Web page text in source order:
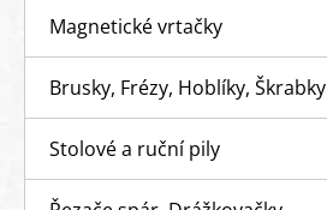
Magnetické vrtačky
Brusky, Frézy, Hoblíky, Škrabky
Stolové a ruční pily